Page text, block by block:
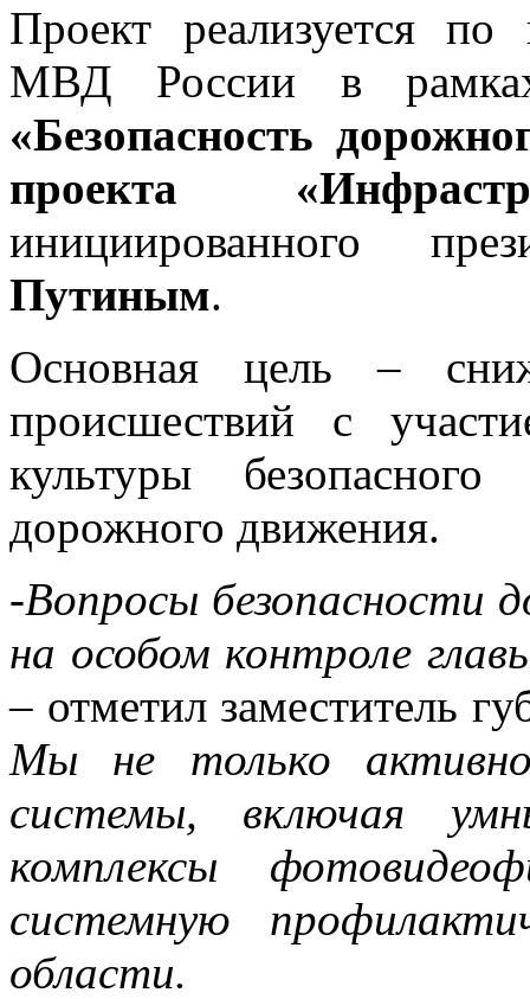
Проект реализуется по
МВД России в
«Безопасность
проекта
инициированного
Путиным.
Основная цель –
происшествий с
культуры
дорожного движения.
-Вопросы безопасности
на особом контроле
– отметил заместитель
Мы не только активно
системы, включая
комплексы
системную
области.